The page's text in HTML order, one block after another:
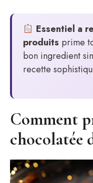
Essentiel a
produits prime
bon ingredient
recette
Comment
chocolatée